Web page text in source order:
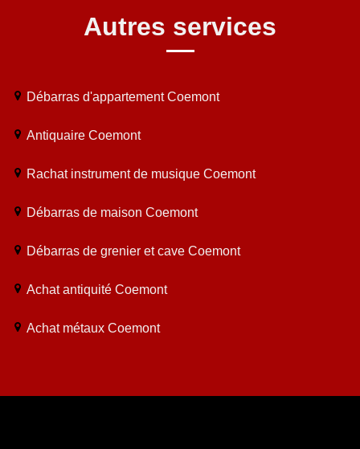
Autres services
Débarras d'appartement Coemont
Antiquaire Coemont
Rachat instrument de musique Coemont
Débarras de maison Coemont
Débarras de grenier et cave Coemont
Achat antiquité Coemont
Achat métaux Coemont